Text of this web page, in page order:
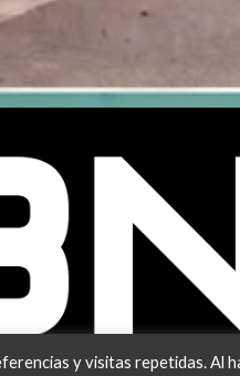
O CORRER?
y visitas repetidas. Al